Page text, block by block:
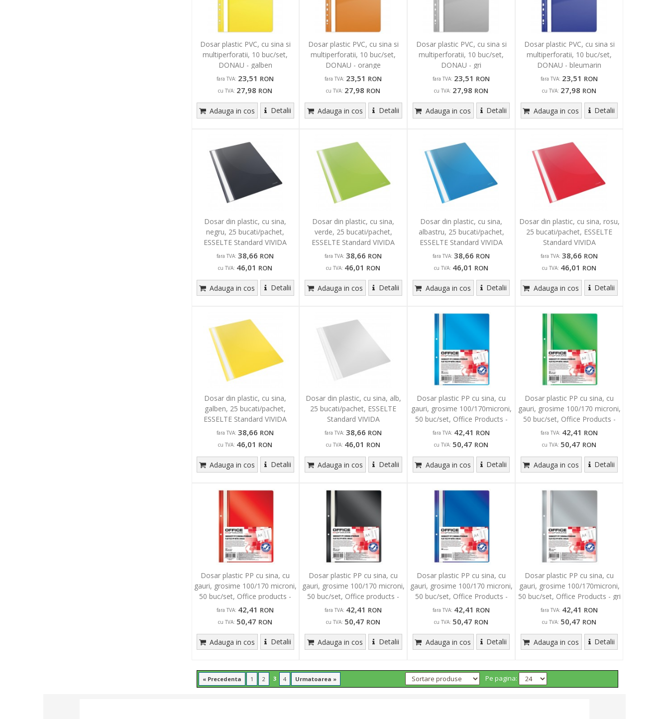
Dosar plastic PVC, cu sina si
multiperforatii, 10 buc/set,
DONAU - galben
fara TVA: 23,51 RON
cu TVA: 27,98 RON
Adauga in cos Detalii
Dosar plastic PVC, cu sina si
multiperforatii, 10 buc/set,
DONAU - orange
fara TVA: 23,51 RON
cu TVA: 27,98 RON
Adauga in cos Detalii
Dosar plastic PVC, cu sina si
multiperforatii, 10 buc/set,
DONAU - gri
fara TVA: 23,51 RON
cu TVA: 27,98 RON
Adauga in cos Detalii
Dosar plastic PVC, cu sina si
multiperforatii, 10 buc/set,
DONAU - bleumarin
fara TVA: 23,51 RON
cu TVA: 27,98 RON
Adauga in cos Detalii
Dosar din plastic, cu sina,
negru, 25 bucati/pachet,
ESSELTE Standard VIVIDA
fara TVA: 38,66 RON
cu TVA: 46,01 RON
Adauga in cos Detalii
Dosar din plastic, cu sina,
verde, 25 bucati/pachet,
ESSELTE Standard VIVIDA
fara TVA: 38,66 RON
cu TVA: 46,01 RON
Adauga in cos Detalii
Dosar din plastic, cu sina,
albastru, 25 bucati/pachet,
ESSELTE Standard VIVIDA
fara TVA: 38,66 RON
cu TVA: 46,01 RON
Adauga in cos Detalii
Dosar din plastic, cu sina, rosu,
25 bucati/pachet, ESSELTE
Standard VIVIDA
fara TVA: 38,66 RON
cu TVA: 46,01 RON
Adauga in cos Detalii
Dosar din plastic, cu sina,
galben, 25 bucati/pachet,
ESSELTE Standard VIVIDA
fara TVA: 38,66 RON
cu TVA: 46,01 RON
Adauga in cos Detalii
Dosar din plastic, cu sina, alb,
25 bucati/pachet, ESSELTE
Standard VIVIDA
fara TVA: 38,66 RON
cu TVA: 46,01 RON
Adauga in cos Detalii
Dosar plastic PP cu sina, cu
gauri, grosime 100/170microni,
50 buc/set, Office Products -
albastru
fara TVA: 42,41 RON
cu TVA: 50,47 RON
Adauga in cos Detalii
Dosar plastic PP cu sina, cu
gauri, grosime 100/170 microni,
50 buc/set, Office Products -
verde
fara TVA: 42,41 RON
cu TVA: 50,47 RON
Adauga in cos Detalii
Dosar plastic PP cu sina, cu
gauri, grosime 100/170 microni,
50 buc/set, Office products -
rosu
fara TVA: 42,41 RON
cu TVA: 50,47 RON
Adauga in cos Detalii
Dosar plastic PP cu sina, cu
gauri, grosime 100/170 microni,
50 buc/set, Office products -
negru
fara TVA: 42,41 RON
cu TVA: 50,47 RON
Adauga in cos Detalii
Dosar plastic PP cu sina, cu
gauri, grosime 100/170 microni,
50 buc/set, Office Products -
bleumarin
fara TVA: 42,41 RON
cu TVA: 50,47 RON
Adauga in cos Detalii
Dosar plastic PP cu sina, cu
gauri, grosime 100/170microni,
50 buc/set, Office Products - gri
fara TVA: 42,41 RON
cu TVA: 50,47 RON
Adauga in cos Detalii
« Precedenta 1 2 3 4 Urmatoarea » Pe pagina: